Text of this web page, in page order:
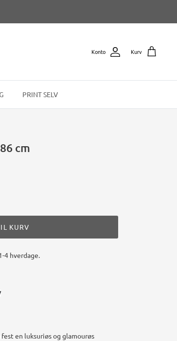
Konto Kurv
PRINT SELV
cm
KURV
4 hverdage.
en luksuriøs og glamourøs